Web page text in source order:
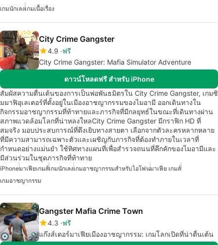
เกมนักเลงเกมเนื้อเรื่อง
City Crime Gangster
4.9 ฟรี
City Crime Gangster: Mafia Simulator Adventure
ดาวน์โหลดฟรี สำหรับ iPhone
สัมผัสความตื่นเต้นของการเป็นพ่อพันธมิตรใน City Crime Gangster, เกมซิ
มมาฟิอุเลเตอร์ที่ตั้งอยู่ในเมืองอาชญากรรมของไมอามี ออกเดินทางใน
กิจกรรมอาชญากรรมที่ท้าทายและภารกิจที่มีกลยุทธ์ในขณะที่เดินทางผ่าน
สภาพแวดล้อมโลกที่น่าหลงใหลCity Crime Gangster มีกราฟิก HD ที่
สมจริง มอบประสบการณ์ที่ตึงเยิบทางสายตา เลือกจากตัวละครหลากหลาย
ที่มีความสามารถเฉพาะตัวและเผชิญกับภารกิจที่ต้องทำภายในเวลาที่
กำหนดอย่างแม่นยำ ใช้ทิศทางแผนที่เพื่อสำรวจถนนที่คึกคักของไมอามีและ
มีส่วนร่วมในชุดภารกิจที่ท้าทาย
iPhoneมาเฟียเกมส์เกมนักเลงเกมอาชญากรรมสำหรับไอโฟนมาเฟีย เกมส์
เกมอาชญากรรม
Gangster Mafia Crime Town
4.3 ฟรี
แก๊งส์เตอร์มาเฟียเมืองอาชญากรรม: เกมโลกเปิดที่น่าตื่นเต้น